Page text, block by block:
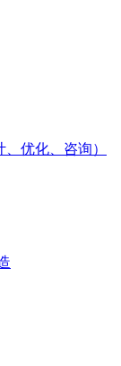
优化、咨询）